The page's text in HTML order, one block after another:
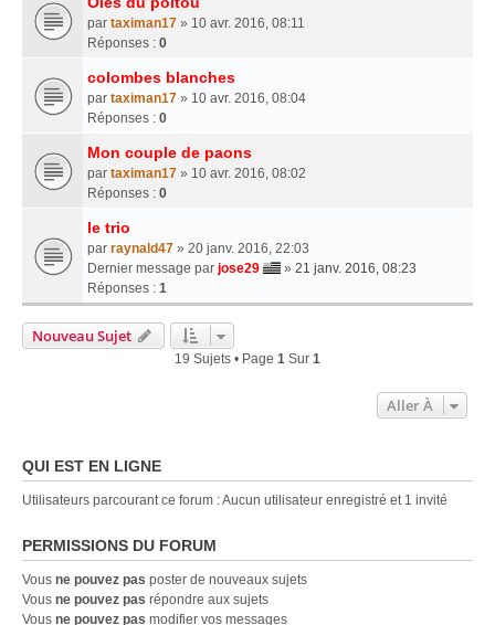
par taximan17 » 10 avr. 2016, 08:11
Réponses : 0
colombes blanches
par taximan17 » 10 avr. 2016, 08:04
Réponses : 0
Mon couple de paons
par taximan17 » 10 avr. 2016, 08:02
Réponses : 0
le trio
par raynald47 » 20 janv. 2016, 22:03
Dernier message par jose29 » 21 janv. 2016, 08:23
Réponses : 1
Nouveau Sujet
19 Sujets • Page 1 Sur 1
Aller À
QUI EST EN LIGNE
Utilisateurs parcourant ce forum : Aucun utilisateur enregistré et 1 invité
PERMISSIONS DU FORUM
Vous ne pouvez pas poster de nouveaux sujets
Vous ne pouvez pas répondre aux sujets
Vous ne pouvez pas modifier vos messages